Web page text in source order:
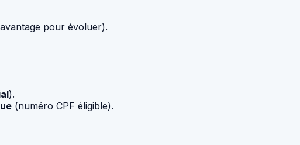
pour évoluer).
).
(numéro CPF éligible).